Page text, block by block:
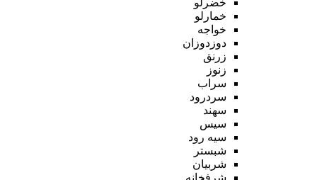
خمارلو
خواجه
دوزدوزان
زرنق
زنوز
سراب
سردرود
سهند
سیس
سیه رود
شبستر
شربیان
شرفخانه